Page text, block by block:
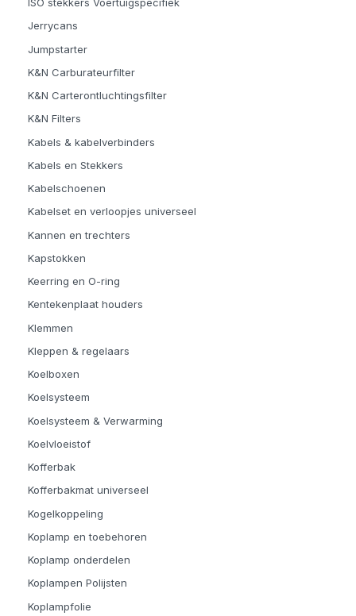
Jerrycans
Jumpstarter
K&N Carburateurfilter
K&N Carterontluchtingsfilter
K&N Filters
Kabels & kabelverbinders
Kabels en Stekkers
Kabelschoenen
Kabelset en verloopjes universeel
Kannen en trechters
Kapstokken
Keerring en O-ring
Kentekenplaat houders
Klemmen
Kleppen & regelaars
Koelboxen
Koelsysteem
Koelsysteem & Verwarming
Koelvloeistof
Kofferbak
Kofferbakmat universeel
Kogelkoppeling
Koplamp en toebehoren
Koplamp onderdelen
Koplampen Polijsten
Koplampfolie